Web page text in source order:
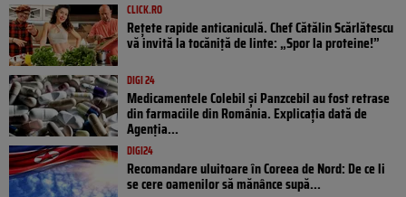
CLICK.RO
Rețete rapide anticaniculă. Chef Cătălin Scărlătescu
vă invită la tocăniță de linte: „Spor la proteine!”
DIGI 24
Medicamentele Colebil și Panzcebil au fost retrase
din farmaciile din România. Explicația dată de
Agenția...
DIGI24
Recomandare uluitoare în Coreea de Nord: De ce li
se cere oamenilor să mănânce supă...